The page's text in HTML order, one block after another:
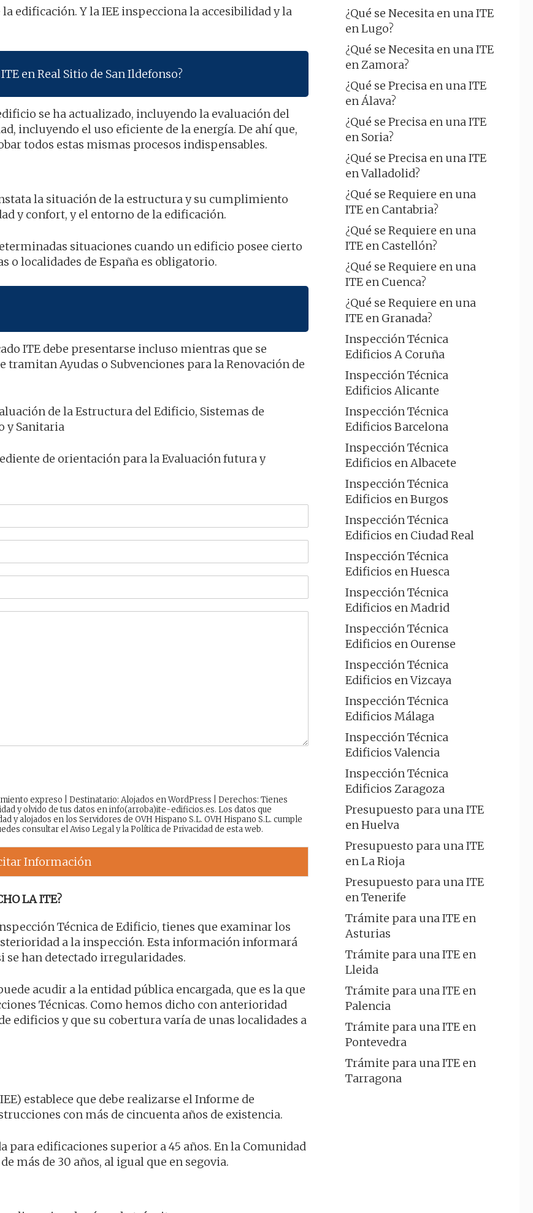
edificación. Y la IEE inspecciona la accesibilidad y la
en Real Sitio de San Ildefonso?
se ha actualizado, incluyendo la evaluación del
incluyendo el uso eficiente de la energía. De ahí que,
todos estas mismas procesos indispensables.
la situación de la estructura y su cumplimiento
y confort, y el entorno de la edificación.
situaciones cuando un edificio posee cierto
o localidades de España es obligatorio.
ITE debe presentarse incluso mientras que se
tramitan Ayudas o Subvenciones para la Renovación de
de la Estructura del Edificio, Sistemas de
y Sanitaria
de orientación para la Evaluación futura y
expreso | Destinatario: Alojados en WordPress | Derechos: Tienes
y olvido de tus datos en info(arroba)ite-edificios.es. Los datos que
alojados en los Servidores de OVH Hispano S.L. OVH Hispano S.L. cumple
consultar elAviso Legaly laPolítica de Privacidadde esta web.
Información
LA ITE?
Técnica de Edificio, tienes que examinar los
a la inspección. Esta información informará
se han detectado irregularidades.
acudir a la entidad pública encargada, que es la que
Técnicas. Como hemos dicho con anterioridad
edificios y que su cobertura varía de unas localidades a
establece que debe realizarse el Informe de
con más de cincuenta años de existencia.
para edificaciones superior a 45 años. En la Comunidad
más de 30 años, al igual que en segovia.
¿Qué se Necesita en una ITE
en Lugo?
¿Qué se Necesita en una ITE
en Zamora?
¿Qué se Precisa en una ITE
en Álava?
¿Qué se Precisa en una ITE
en Soria?
¿Qué se Precisa en una ITE
en Valladolid?
¿Qué se Requiere en una
ITE en Cantabria?
¿Qué se Requiere en una
ITE en Castellón?
¿Qué se Requiere en una
ITE en Cuenca?
¿Qué se Requiere en una
ITE en Granada?
Inspección Técnica
Edificios A Coruña
Inspección Técnica
Edificios Alicante
Inspección Técnica
Edificios Barcelona
Inspección Técnica
Edificios en Albacete
Inspección Técnica
Edificios en Burgos
Inspección Técnica
Edificios en Ciudad Real
Inspección Técnica
Edificios en Huesca
Inspección Técnica
Edificios en Madrid
Inspección Técnica
Edificios en Ourense
Inspección Técnica
Edificios en Vizcaya
Inspección Técnica
Edificios Málaga
Inspección Técnica
Edificios Valencia
Inspección Técnica
Edificios Zaragoza
Presupuesto para una ITE
en Huelva
Presupuesto para una ITE
en La Rioja
Presupuesto para una ITE
en Tenerife
Trámite para una ITE en
Asturias
Trámite para una ITE en
Lleida
Trámite para una ITE en
Palencia
Trámite para una ITE en
Pontevedra
Trámite para una ITE en
Tarragona